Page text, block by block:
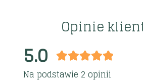
Opinie
5.0
Na podstawie 2 opinii